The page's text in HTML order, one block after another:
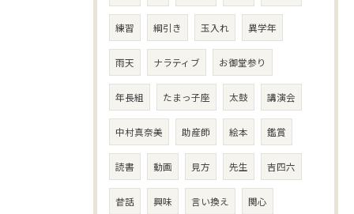
練習 綱引き 玉入れ 異学年
雨天 ナラティブ お御堂参り
年長組 たまっ子座 太鼓 講演会
中村真奈美 助産師 絵本 鑑賞
読書 動画 見方 先生 吉四六
昔話 興味 言い換え 関心